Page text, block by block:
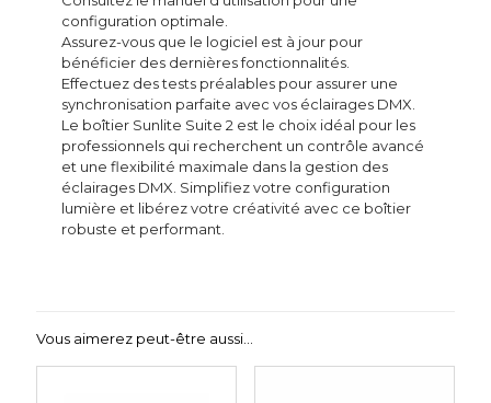
configuration optimale.
Assurez-vous que le logiciel est à jour pour
bénéficier des dernières fonctionnalités.
Effectuez des tests préalables pour assurer une
synchronisation parfaite avec vos éclairages DMX.
Le boîtier Sunlite Suite 2 est le choix idéal pour les
professionnels qui recherchent un contrôle avancé
et une flexibilité maximale dans la gestion des
éclairages DMX. Simplifiez votre configuration
lumière et libérez votre créativité avec ce boîtier
robuste et performant.
Vous aimerez peut-être aussi…